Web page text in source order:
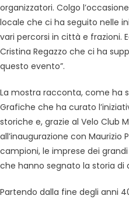
organizzatori. Colgo
locale che ci ha seguito nelle
vari percorsi in città e frazioni.
Cristina Regazzo che ci ha
questo evento”.
La mostra racconta, come ha
Grafiche che ha curato
storiche e, grazie al Velo Club
all’inaugurazione con Maurizio
campioni, le imprese dei
che hanno segnato la storia di
Partendo dalla fine degli anni